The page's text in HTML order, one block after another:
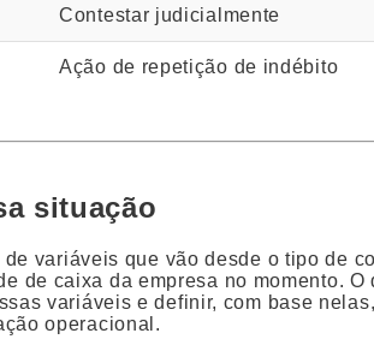
Contestar judicialmente
Ação de repetição de indébito
situação
variáveis que vão desde o tipo de
de caixa da empresa no momento. O
variáveis e definir, com base
operacional.